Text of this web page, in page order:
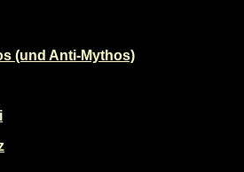
(und Anti-Mythos)